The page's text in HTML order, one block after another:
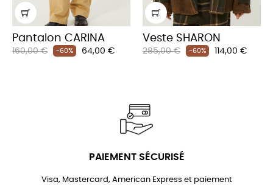
Pantalon CARINA
Prix
160,00 € -60% Prix
64,00 €
Veste SHARON
Prix
285,00 € -60% Prix
114,00 €
PAIEMENT SÉCURISÉ
Visa, Mastercard, American Express et paiement